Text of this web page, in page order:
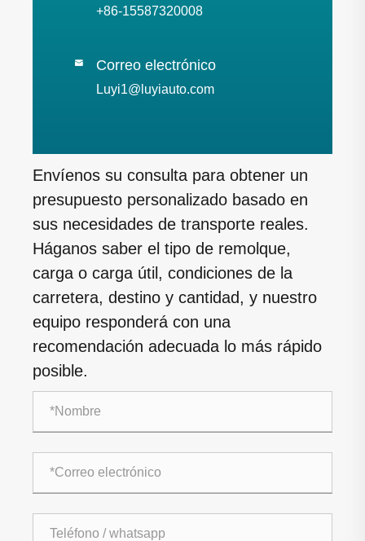
+86-15587320008
 Correo electrónico
Luyi1@luyiauto.com
Envíenos su consulta para obtener un
presupuesto personalizado basado en
sus necesidades de transporte reales.
Háganos saber el tipo de remolque,
carga o carga útil, condiciones de la
carretera, destino y cantidad, y nuestro
equipo responderá con una
recomendación adecuada lo más rápido
posible.